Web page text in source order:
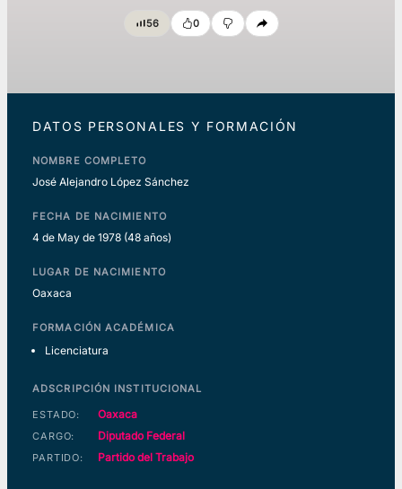
56 0
DATOS PERSONALES Y FORMACIÓN
NOMBRE COMPLETO
José Alejandro López Sánchez
FECHA DE NACIMIENTO
4 de May de 1978 (48 años)
LUGAR DE NACIMIENTO
Oaxaca
FORMACIÓN ACADÉMICA
Licenciatura
ADSCRIPCIÓN INSTITUCIONAL
ESTADO: Oaxaca
CARGO: Diputado Federal
PARTIDO: Partido del Trabajo